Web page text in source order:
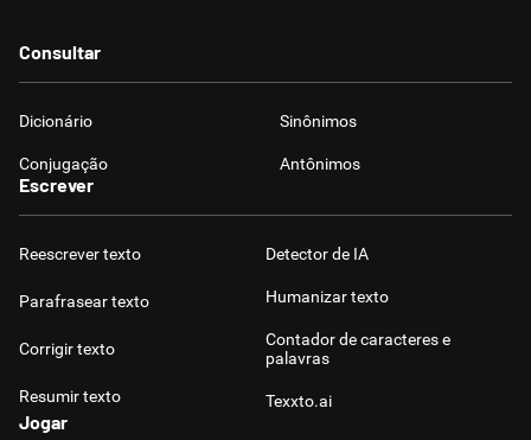
Consultar
Dicionário Sinônimos
Conjugação Antônimos
Escrever
Reescrever texto
Parafrasear texto
Corrigir texto
Resumir texto
Detector de IA
Humanizar texto
Contador de caracteres e
palavras
Texxto.ai
Jogar